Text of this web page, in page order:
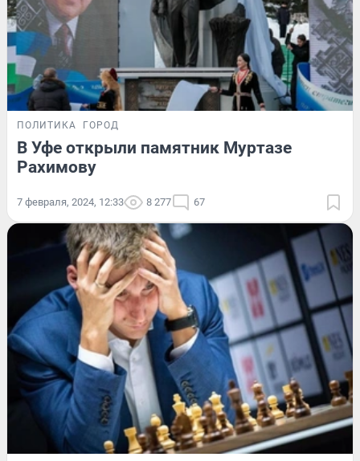
ПОЛИТИКА ГОРОД
В Уфе открыли памятник Муртазе
Рахимову
7 февраля, 2024, 12:33 8 277 67